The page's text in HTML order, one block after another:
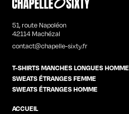
51, route Napoléon
42114 Machézal
contact@chapelle-sixty.fr
T-SHIRTS MANCHES LONGUES HOMME
SWEATS ÉTRANGES FEMME
SWEATS ÉTRANGES HOMME
ACCUEIL